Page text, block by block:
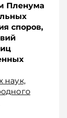
Пленума
споров,
наук,